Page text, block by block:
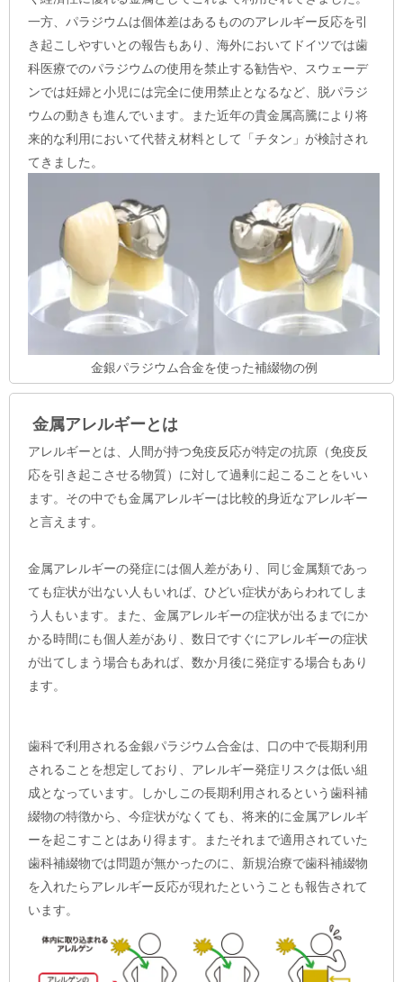
一方、パラジウムは個体差はあるもののアレルギー反応を引
き起こしやすいとの報告もあり、海外においてドイツでは歯
科医療でのパラジウムの使用を禁止する勧告や、スウェーデ
ンでは妊婦と小児には完全に使用禁止となるなど、脱パラジ
ウムの動きも進んでいます。また近年の貴金属高騰により将
来的な利用において代替え材料として「チタン」が検討され
てきました。
金銀パラジウム合金を使った補綴物の例
金属アレルギーとは
アレルギーとは、人間が持つ免疫反応が特定の抗原（免疫反
応を引き起こさせる物質）に対して過剰に起こることをいい
ます。その中でも金属アレルギーは比較的身近なアレルギー
と言えます。
金属アレルギーの発症には個人差があり、同じ金属類であっ
ても症状が出ない人もいれば、ひどい症状があらわれてしま
う人もいます。また、金属アレルギーの症状が出るまでにか
かる時間にも個人差があり、数日ですぐにアレルギーの症状
が出てしまう場合もあれば、数か月後に発症する場合もあり
ます。
歯科で利用される金銀パラジウム合金は、口の中で長期利用
されることを想定しており、アレルギー発症リスクは低い組
成となっています。しかしこの長期利用されるという歯科補
綴物の特徴から、今症状がなくても、将来的に金属アレルギ
ーを起こすことはあり得ます。またそれまで適用されていた
歯科補綴物では問題が無かったのに、新規治療で歯科補綴物
を入れたらアレルギー反応が現れたということも報告されて
います。